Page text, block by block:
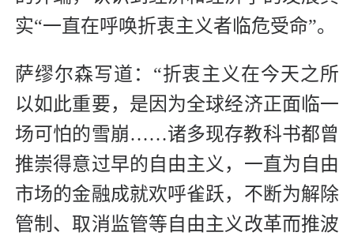
实“一直在呼唤折衷主义者临危受命”。
萨缪尔森写道：“折衷主义在今天之所
以如此重要，是因为全球经济正面临一
场可怕的雪崩……诸多现存教科书都曾
推崇得意过早的自由主义，一直为自由
市场的金融成就欢呼雀跃，不断为解除
管制、取消监管等自由主义改革而推波